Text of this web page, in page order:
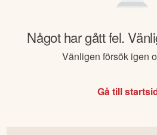
Något har gått fel.
Vänligen försök igen
Gå till